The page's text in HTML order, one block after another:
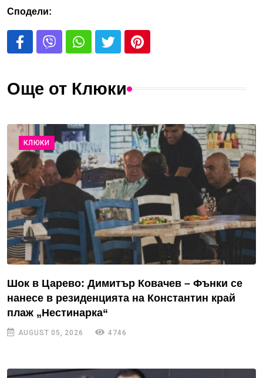
Сподели:
Още от Клюки
КЛЮКИ
Шок в Царево: Димитър Ковачев – Фънки се
нанесе в резиденцията на Константин край
плаж „Нестинарка“
AUGUST 05, 2026 4746